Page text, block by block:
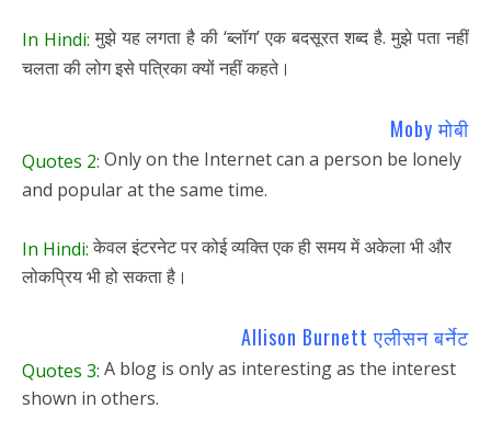
In Hindi: मुझे यह लगता है की ‘ब्लॉग’ एक बदसूरत शब्द है. मुझे पता नहीं
चलता की लोग इसे पत्रिका क्यों नहीं कहते।
Moby मोबी
Quotes 2: Only on the Internet can a person be lonely
and popular at the same time.
In Hindi:केवल इंटरनेट पर कोई व्यक्ति एक ही समय में अकेला भी और
लोकप्रिय भी हो सकता है।
Allison Burnett एलीसन बर्नेट
Quotes 3: A blog is only as interesting as the interest
shown in others.